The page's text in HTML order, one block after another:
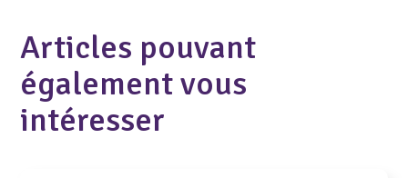
Articles pouvant
également vous
intéresser